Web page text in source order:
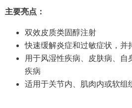
主要亮点：
双效皮质类固醇注射
快速缓解炎症和过敏症状，并
用于风湿性疾病、皮肤病、
疾病
适用于关节内、肌肉内或软组